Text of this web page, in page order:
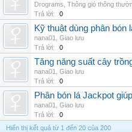
Drograms Thông gió thông
Trả lời:
0
Kỹ thuật dùng phân bón
nana01
Giao lưu
Trả lời:
0
Tăng năng suất cây
nana01
Giao lưu
Trả lời:
0
Phân bón lá Jackpot
nana01
Giao lưu
Trả lời:
0
Hiển thị kết quả từ 1 đến 20 của 200